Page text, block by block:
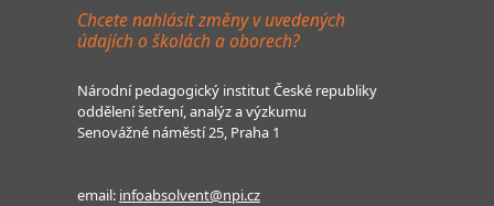
Chcete nahlásit změny v uvedených
údajích o školách a oborech?
Národní pedagogický institut České republiky
oddělení šetření, analýz a výzkumu
Senovážné náměstí 25, Praha 1
email: infoabsolvent@npi.cz